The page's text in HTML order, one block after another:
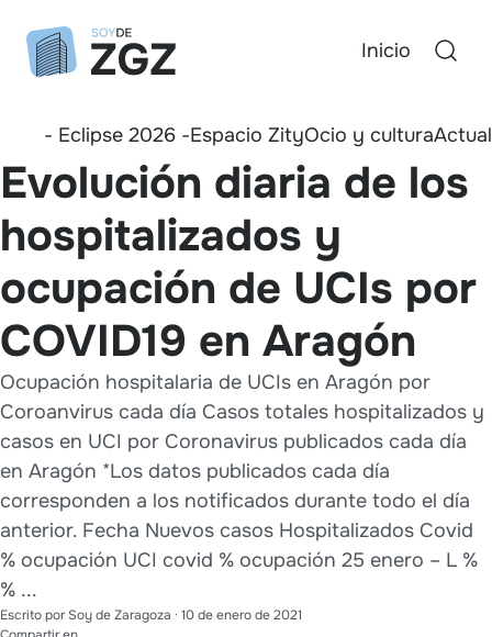
Inicio
- Eclipse 2026 -Espacio ZityOcio y cultura
Evolución diaria de los
hospitalizados y
ocupación de UCIs por
COVID19 en Aragón
Ocupación hospitalaria de UCIs en Aragón por
Coroanvirus cada día Casos totales hospitalizados y
casos en UCI por Coronavirus publicados cada día
en Aragón *Los datos publicados cada día
corresponden a los notificados durante todo el día
anterior. Fecha Nuevos casos Hospitalizados Covid
% ocupación UCI covid % ocupación 25 enero – L %
% ...
Escrito porSoy de Zaragoza · 10 de enero de 2021